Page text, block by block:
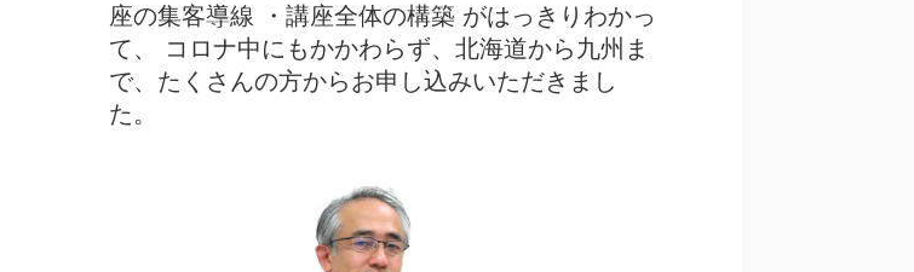
座の集客導線 ・講座全体の構築 がはっきりわかっ
て、 コロナ中にもかかわらず、北海道から九州ま
で、たくさんの方からお申し込みいただきまし
た。